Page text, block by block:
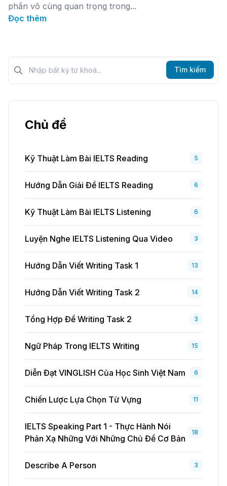
phần vô cùng quan trọng trong...
Đọc thêm
Tìm kiếm?>
Tìm kiếm
Chủ đề
Kỹ Thuật Làm Bài IELTS Reading 5
Hướng Dẫn Giải Đề IELTS Reading 6
Kỹ Thuật Làm Bài IELTS Listening 6
Luyện Nghe IELTS Listening Qua Video 3
Hướng Dẫn Viết Writing Task 1 13
Hướng Dẫn Viết Writing Task 2 14
Tổng Hợp Đề Writing Task 2 3
Ngữ Pháp Trong IELTS Writing 15
Diễn Đạt VINGLISH Của Học Sinh Việt Nam 6
Chiến Lược Lựa Chọn Từ Vựng 11
IELTS Speaking Part 1 - Thực Hành Nói
Phản Xạ Những Với Những Chủ Đề Cơ Bản
18
Describe A Person 3